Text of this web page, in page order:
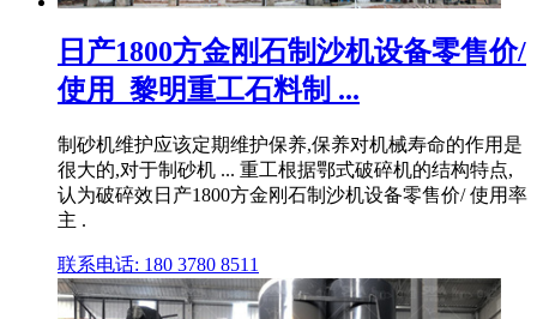
日产1800方金刚石制沙机设备零售价/
使用_黎明重工石料制 ...
制砂机维护应该定期维护保养,保养对机械寿命的作用是
很大的,对于制砂机 ... 重工根据鄂式破碎机的结构特点,
认为破碎效日产1800方金刚石制沙机设备零售价/ 使用率
主 .
联系电话: 180 3780 8511